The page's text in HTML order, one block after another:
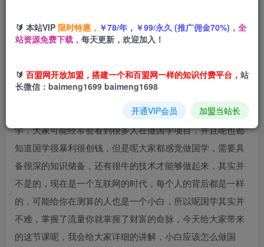
大家可能都知道，国学文化已经传承了上千年之久，从古至
今一直都存在着，并且呢我们自身也多多少少的信奉着国
学，大家可能经常会看到很多人在做国学项目，并且呢也都
知道国学很暴利很创钱，但是呢大家都感觉做国学，需要具
备很深的知识储备，还有很牛的技术才能够做起来，其实并
不是的，现在是一个互联网的时代，每个人的背后都是一样
的，可能给你在测算的人也是一个小白，所以呢国学其实并
不难，掌握了流量你就掌握了财富的命脉，今天给大家带来
的这节课呢，我会给大家详细的讲解，小白应该怎么做国
🔰 本站VIP 限时特惠， ￥78/年，￥99/永久 (推广佣金70%)， 全
站资源免费下载， 每天更新，欢迎加入！
🔰 百盟网开放加盟，搭建一个和百盟网一样的知识付费平台， 站
长微信：baimeng1699 baimeng1698
开通VIP会员 加盟当站长